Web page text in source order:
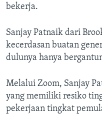
bekerja.
Sanjay Patnaik dari
kecerdasan buatan
dulunya hanya
Melalui Zoom, Sanjay
yang memiliki resiko
pekerjaan tingkat